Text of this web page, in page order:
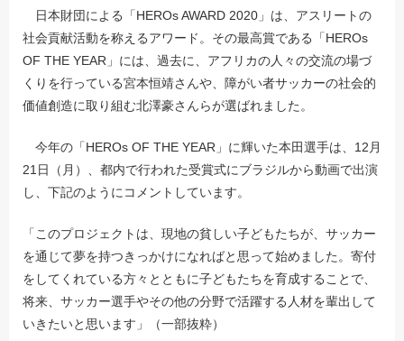
日本財団による「HEROs AWARD 2020」は、アスリートの
社会貢献活動を称えるアワード。その最高賞である「HEROs
OF THE YEAR」には、過去に、アフリカの人々の交流の場づ
くりを行っている宮本恒靖さんや、障がい者サッカーの社会的
価値創造に取り組む北澤豪さんらが選ばれました。
今年の「HEROs OF THE YEAR」に輝いた本田選手は、12月
21日（月）、都内で行われた受賞式にブラジルから動画で出演
し、下記のようにコメントしています。
「このプロジェクトは、現地の貧しい子どもたちが、サッカー
を通じて夢を持つきっかけになればと思って始めました。寄付
をしてくれている方々とともに子どもたちを育成することで、
将来、サッカー選手やその他の分野で活躍する人材を輩出して
いきたいと思います」（一部抜粋）